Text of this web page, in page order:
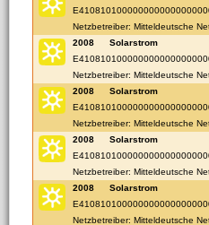
Netzbetreiber: Mitteldeutsche
2008
Solarstrom
Netzbetreiber: Mitteldeutsche
2008
Solarstrom
Netzbetreiber: Mitteldeutsche
2008
Solarstrom
Netzbetreiber: Mitteldeutsche
2008
Solarstrom
Netzbetreiber: Mitteldeutsche